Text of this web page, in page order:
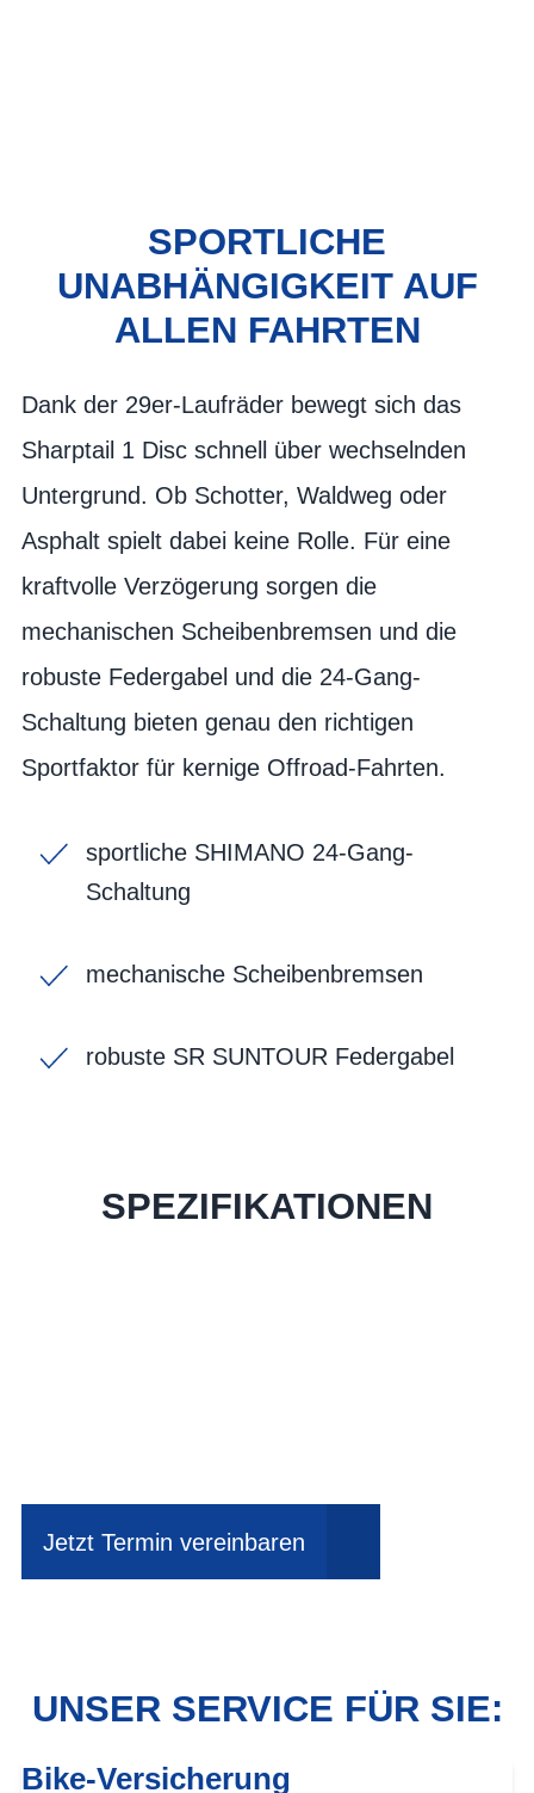
SPORTLICHE
UNABHÄNGIGKEIT AUF
ALLEN FAHRTEN
Dank der 29er-Laufräder bewegt sich das
Sharptail 1 Disc schnell über wechselnden
Untergrund. Ob Schotter, Waldweg oder
Asphalt spielt dabei keine Rolle. Für eine
kraftvolle Verzögerung sorgen die
mechanischen Scheibenbremsen und die
robuste Federgabel und die 24-Gang-
Schaltung bieten genau den richtigen
Sportfaktor für kernige Offroad-Fahrten.
sportliche SHIMANO 24-Gang-
Schaltung
mechanische Scheibenbremsen
robuste SR SUNTOUR Federgabel
SPEZIFIKATIONEN
Jetzt Termin vereinbaren
UNSER SERVICE FÜR SIE:
Bike-Versicherung